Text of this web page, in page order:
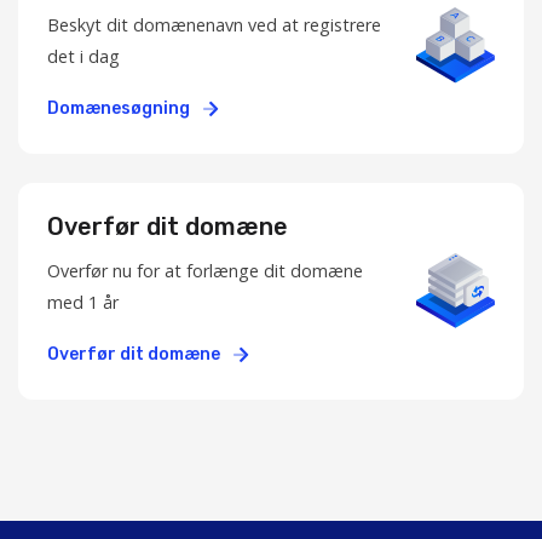
Beskyt dit domænenavn ved at registrere
det i dag
Domænesøgning
Overfør dit domæne
Overfør nu for at forlænge dit domæne
med 1 år
Overfør dit domæne